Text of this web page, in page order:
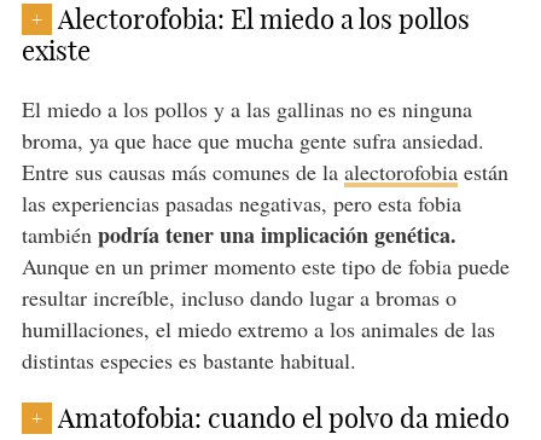
+
Alectorofobia: El miedo a los pollos
existe
El miedo a los pollos y a las gallinas no es ninguna
broma, ya que hace que mucha gente sufra ansiedad.
Entre sus causas más comunes de la alectorofobiaestán
las experiencias pasadas negativas, pero esta fobia
también podría tener una implicación genética.
Aunque en un primer momento este tipo de fobia puede
resultar increíble, incluso dando lugar a bromas o
humillaciones, el miedo extremo a los animales de las
distintas especies es bastante habitual.
+ Amatofobia: cuando el polvo da miedo